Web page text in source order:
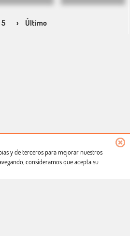
5 › Último
y de terceros para mejorar nuestros
consideramos que acepta su